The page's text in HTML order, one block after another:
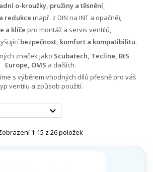
o-kroužky, pružiny a těsnění,
redukce (např. z DIN na INT a opačně),
a klíče pro montáž a servis ventilů,
bezpečnost, komfort a kompatibilitu.
značek jako Scubatech, Tecline, BtS
Europe, OMS a dalších.
s výběrem vhodných dílů přesně pro váš
ventilu a způsob použití.

1-15 z 26 položek